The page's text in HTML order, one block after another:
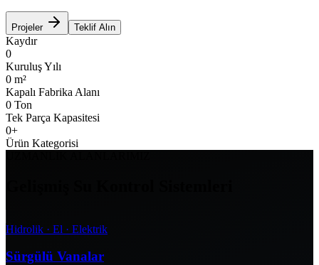
Projeler Teklif Alın
Kaydır
0
Kuruluş Yılı
0 m²
Kapalı Fabrika Alanı
0 Ton
Tek Parça Kapasitesi
0+
Ürün Kategorisi
Hidrolik · El · Elektrik
Sürgülü Vanalar